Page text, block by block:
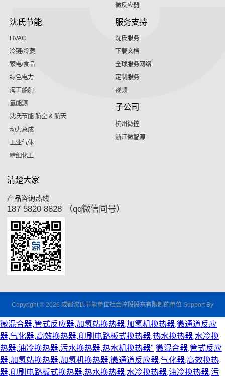
微反应器
沈氏节能
HVAC
冷链/冷藏
家电/食品
绿色电力
海工船舶
氢能源
沈氏节能:航空 & 航天
动力总成
工业气体
精细化工
服务支持
沈氏服务
下载文档
全球服务网络
定制服务
视频
子公司
杭州微控
浙江微智源
清楚大家
产品咨询热线
187 5820 8828 （qq微信同号）
Copyright © 2026 成都沈氏节能单位社会控股股东有限制的单位 Support By
微混合器,管式反应器,加氢站换热器,加氢机换热器,微通道反应
器,气化器,高效换热器,印刷电路板式换热器,热水换热器,水冷换
热器,油冷换热器,污水换热器,热水机换热器" 微混合器,管式反应
器,加氢站换热器,加氢机换热器,微通道反应器,气化器,高效换热
器,印刷电路板式换热器,热水换热器,水冷换热器,油冷换热器,污